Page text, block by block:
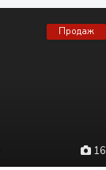
16
Продаж